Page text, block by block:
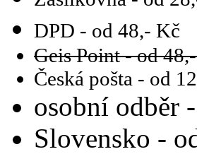
DPD - od 48,- Kč
Geis Point - od
Česká pošta - od
osobní odběr
Slovensko -